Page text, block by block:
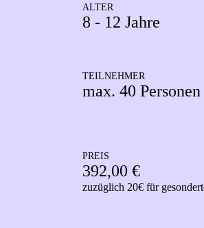
ALTER
8 - 12 Jahre
TEILNEHMER
max. 40 Personen
PREIS
392,00 €
zuzüglich 20€ für